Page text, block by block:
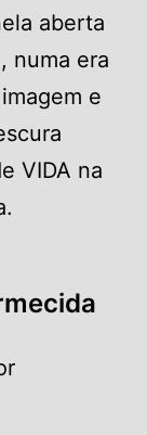
aberta
numa era
e
VIDA na